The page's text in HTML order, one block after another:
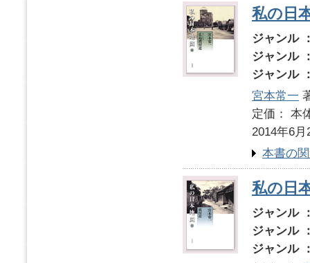
私の日
ジャンル
ジャンル
ジャンル
宮本常一
定価：
2014年6月
本書の
私の日
ジャンル
ジャンル
ジャンル